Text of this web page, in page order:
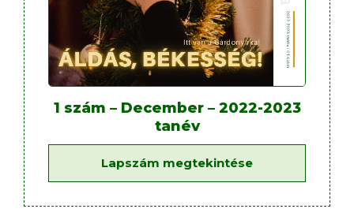
1 szám – December – 2022-2023
tanév
Lapszám megtekintése